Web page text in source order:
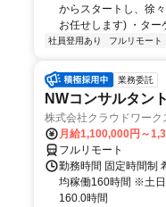
からスタートし、徐
お任せします) ・ター
社員登用あり フルリモート
業務委託
NWコンサルタン
株式会社クラウドワー
月給1,100,000円～
フルリモート
勤務時間 固定時間制
均稼働160時間 ※土日
160.0時間